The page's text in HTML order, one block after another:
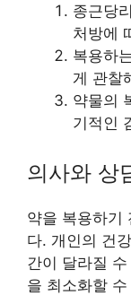
종근당
처방에
복용하
게 관찰
약물의
기적인
의사와 상
약을 복용하기
다. 개인의 건
간이 달라질
을 최소화할